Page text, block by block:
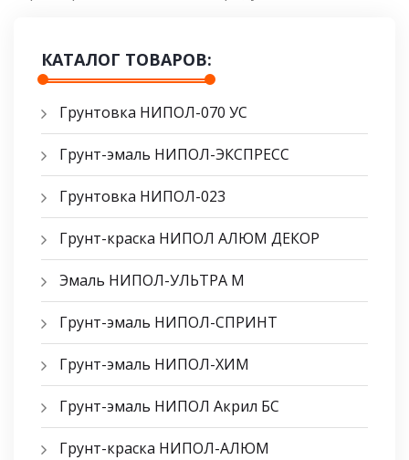
КАТАЛОГ ТОВАРОВ:
Грунтовка НИПОЛ-070 УС
Грунт-эмаль НИПОЛ-ЭКСПРЕСС
Грунтовка НИПОЛ-023
Грунт-краска НИПОЛ АЛЮМ ДЕКОР
Эмаль НИПОЛ-УЛЬТРА М
Грунт-эмаль НИПОЛ-СПРИНТ
Грунт-эмаль НИПОЛ-ХИМ
Грунт-эмаль НИПОЛ Акрил БС
Грунт-краска НИПОЛ-АЛЮМ